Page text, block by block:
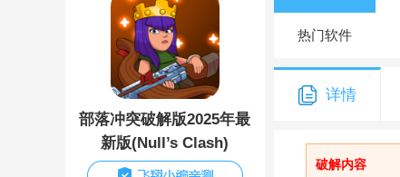
部落冲突破解版2025年最
新版(Null’s Clash)
热门软件
详情
破解内容